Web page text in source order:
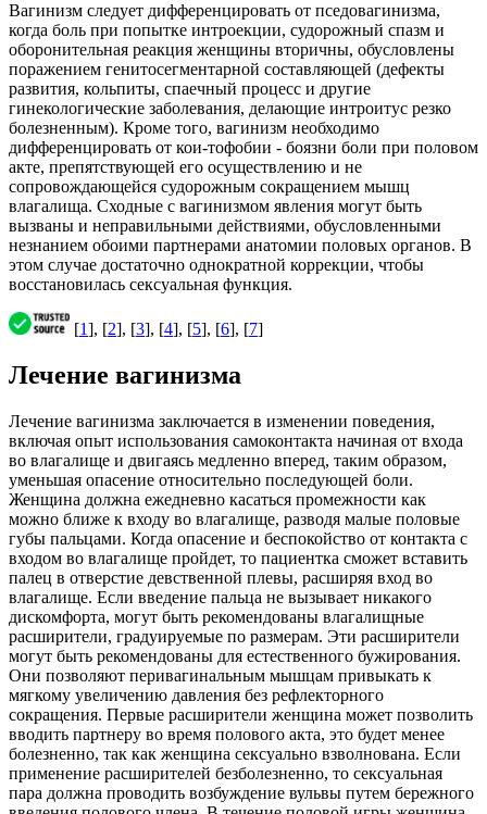
Вагинизм следует дифференцировать от пседовагинизма,
когда боль при попытке интроекции, судорожный спазм и
оборонительная реакция женщины вторичны, обусловлены
поражением генитосегментарной составляющей (дефекты
развития, кольпиты, спаечный процесс и другие
гинекологические заболевания, делающие интроитус резко
болезненным). Кроме того, вагинизм необходимо
дифференцировать от кои-тофобии - боязни боли при половом
акте, препятствующей его осуществлению и не
сопровождающейся судорожным сокращением мышц
влагалища. Сходные с вагинизмом явления могут быть
вызваны и неправильными действиями, обусловленными
незнанием обоими партнерами анатомии половых органов. В
этом случае достаточно однократной коррекции, чтобы
восстановилась сексуальная функция.
[1], [2], [3], [4], [5], [6], [7]
Лечение вагинизма
Лечение вагинизма заключается в изменении поведения,
включая опыт использования самоконтакта начиная от входа
во влагалище и двигаясь медленно вперед, таким образом,
уменьшая опасение относительно последующей боли.
Женщина должна ежедневно касаться промежности как
можно ближе к входу во влагалище, разводя малые половые
губы пальцами. Когда опасение и беспокойство от контакта с
входом во влагалище пройдет, то пациентка сможет вставить
палец в отверстие девственной плевы, расширяя вход во
влагалище. Если введение пальца не вызывает никакого
дискомфорта, могут быть рекомендованы влагалищные
расширители, градуируемые по размерам. Эти расширители
могут быть рекомендованы для естественного бужирования.
Они позволяют перивагинальным мышцам привыкать к
мягкому увеличению давления без рефлекторного
сокращения. Первые расширители женщина может позволить
вводить партнеру во время полового акта, это будет менее
болезненно, так как женщина сексуально взволнована. Если
применение расширителей безболезненно, то сексуальная
пара должна проводить возбуждение вульвы путем бережного